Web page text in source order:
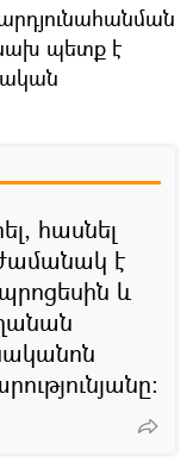
պետք է
հասնել
է
և